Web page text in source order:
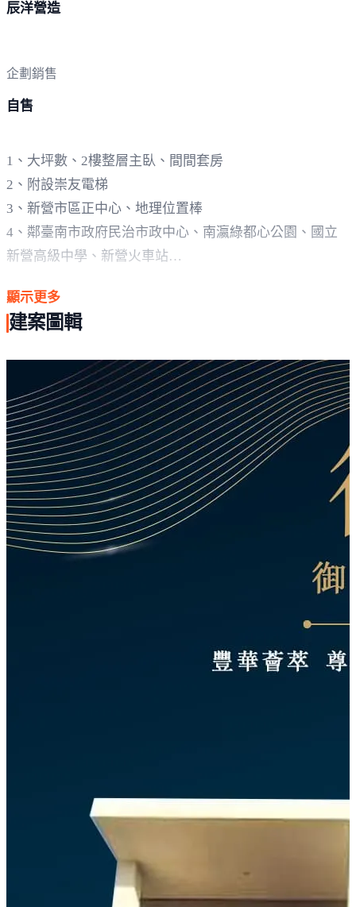
辰洋營造
企劃銷售
自售
1、大坪數、2樓整層主臥、間間套房
2、附設崇友電梯
3、新營市區正中心、地理位置棒
4、鄰臺南市政府民治市政中心、南瀛綠都心公園、國立
新營高級中學、新營火車站
6、食衣住行育樂便利、生活機能好
顯示更多
建案圖輯